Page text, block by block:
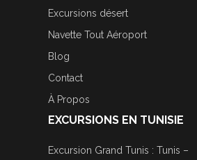
Excursions désert
Navette Tout Aéroport
Blog
Contact
À Propos
EXCURSIONS EN TUNISIE
Excursion Grand Tunis : Tunis –